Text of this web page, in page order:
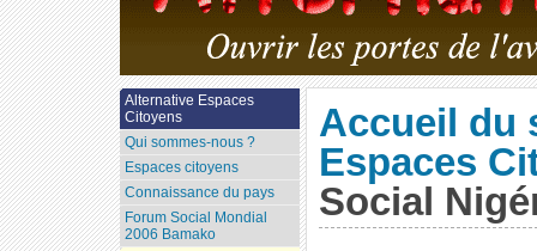
Accueil du
Espaces
Social
Alternative Espaces
Citoyens
Qui sommes-nous ?
Espaces citoyens
Connaissance du pays
Forum Social Mondial
2006 Bamako